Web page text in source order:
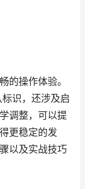
的操作体验。
识，还涉及启
调整，可以提
更稳定的发
以及实战技巧